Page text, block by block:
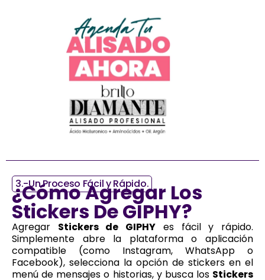
3.-Un Proceso Fácil y Rápido.
¿Cómo Agregar Los
Stickers De GIPHY?
Agregar Stickers de GIPHY es fácil y rápido.
Simplemente abre la plataforma o aplicación
compatible (como Instagram, WhatsApp o
Facebook), selecciona la opción de stickers en el
menú de mensajes o historias, y busca los Stickers